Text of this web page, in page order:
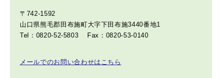
〒742-1592
山口県熊毛郡田布施町大字下田布施3440番地1
Tel：0820-52-5803
Fax：0820-53-0140
メールでのお問い合わせはこちら